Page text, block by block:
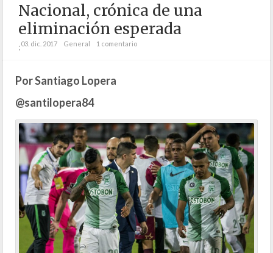
Nacional, crónica de una
eliminación esperada
;03. dic. 2017 General 1 comentario
Por Santiago Lopera
@santilopera84